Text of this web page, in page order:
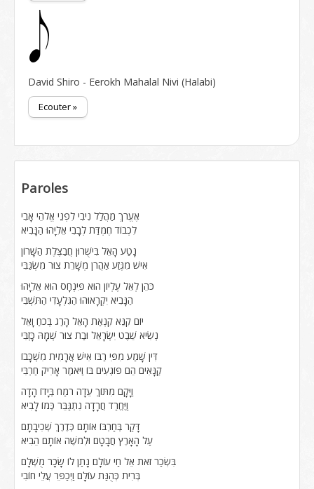
David Shiro - Eerokh Mahalal Nivi (Halabi)
Ecouter »
Paroles
אֶעֱרֹךְ מַהֲלַל נִיבִי לִפְנֵי אֱלֹהֵי אָבִי
לִכְבוֹד חֶמְדַּת לְבָבִי אֵלִיָּהוּ הַנָּבִיא
נָטַע הָאֵל בִּישֻׁרוּן חֲבַצֶּלֶת הַשָּׁרוֹן
אִישׁ מִגֶּזַע אַהֲרֹן מְשָׁרֵת צוּר מִשְׂגַּבִּי
כֹּהֵן לְאֵל עֶלְיוֹן הוּא פִּינְחָס הוּא אֵלִיָּהוּ
הַנָּבִיא יִקְרָאוּהוּ הַגִּלְעָדִי הַתִּשְׁבִּי
יוֹם קִנֵּא קִנְאַת הָאֵל הָרַג בְּכֹחַ וָאֵל
נְשִׂיא שֵׁבֶט יִשְׂרָאֵל וּבַת צוּר שְׁמָהּ כָּזְבִּי
דִּין שָׁמַע מִפִּי רַבּוֹ אִישׁ אֲרָמִית מִשְׁכָּבוֹ
קַנָּאִים הֵם פּוֹגְעִים בּוֹ וַיֹּאמֶר אָרִיק חַרְבִּי
וַיָּקָם מִתּוֹךְ עֵדָה רֹמַח בְּיָדוֹ הָדָה
וַיֶּחֱרַד חֲרָדָה נִתְגַּבֵּר כְּמוֹ לָבִיא
דָּקַר בְּחַרְבּוֹ אוֹתָם כְּדֶרֶךְ שְׁכִיבָתָם
עַל הָאָרֶץ חֲבָטָם וּלְמֹשֶׁה אוֹתָם הֵבִיא
בִּשְׂכַר זֹאת אֵל חַי עוֹלָם נָתַן לוֹ שָׂכָר מֻשְׁלָם
בְּרִית כְּהֻנַּת עוֹלָם וַיְכַפֵּר עֲלֵי חוֹבִי